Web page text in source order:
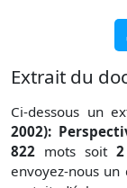
Extrait du
Ci-dessous un
2002):
822 mots soit2
envoyez-nous